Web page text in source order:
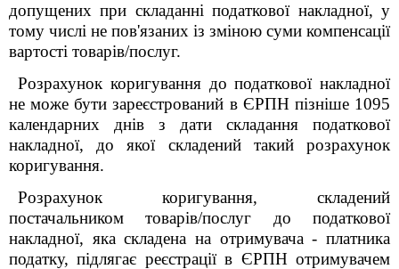
допущених при складанні податкової накладної, у
тому числі не пов'язаних із зміною суми компенсації
вартості товарів/послуг.
Розрахунок коригування до податкової накладної
не може бути зареєстрований в ЄРПН пізніше 1095
календарних днів з дати складання податкової
накладної, до якої складений такий розрахунок
коригування.
Розрахунок коригування, складений
постачальником товарів/послуг до податкової
накладної, яка складена на отримувача - платника
податку, підлягає реєстрації в ЄРПН отримувачем